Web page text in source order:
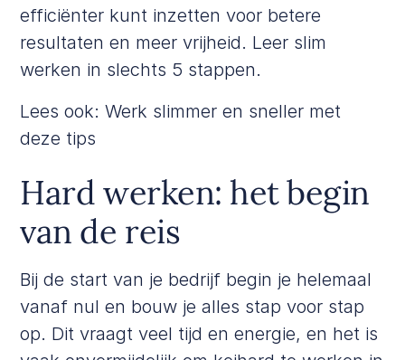
efficiënter kunt inzetten voor betere
resultaten en meer vrijheid. Leer slim
werken in slechts 5 stappen.
Lees ook:Werk slimmer en sneller met
deze tips
Hard werken: het begin
van de reis
Bij de start van je bedrijf begin je helemaal
vanaf nul en bouw je alles stap voor stap
op. Dit vraagt veel tijd en energie, en het is